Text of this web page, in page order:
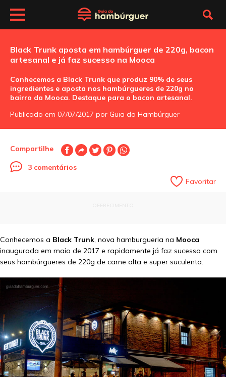
Black Trunk aposta em hambúrguer de 220g, bacon
artesanal e já faz sucesso na Mooca
Conhecemos a Black Trunk que produz 90% de seus
ingredientes e aposta nos hambúrgueres de 220g no
bairro da Mooca. Destaque para o bacon artesanal.
Publicado em 07/07/2017 por Guia do Hambúrguer
Compartilhe
3 comentários
Favoritar
Conhecemos a Black Trunk, nova hamburgueria na Mooca
inaugurada em maio de 2017 e rapidamente já faz sucesso com
seus hambúrgueres de 220g de carne alta e super suculenta.